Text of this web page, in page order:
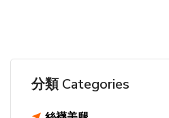
分類 Categories